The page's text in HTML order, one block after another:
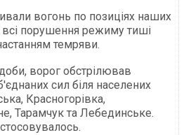
вогонь по позиціях наших
всі порушення режиму тиші
темряви.
ворог обстрілював
сил біля населених
Красногорівка,
Тарамчук та Лебединське.